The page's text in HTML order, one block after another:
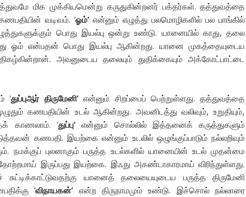
மிக முக்கியமென்று கருதுகின்றனர் பக்தர்கள். தத்துவத்தை
வடிவம். ‘ஓம்‘என்னும் எழுத்து பலமொழிகளில் பல பாங்கில்
பொது இயல்பு ஒன்று உண்டு. யானையில் காது, தலை
ஓம் என்பதன் பொது இயல்பு ஆகின்றது. யானை முகத்தையுடைய
அவனுடைய தலையும் துதிக்கையும் அக்கோட்பாட்டை
‘துப்புஆர் திருமேனி‘என்னும் சிறப்பைப் பெற்றுள்ளது. தத்துவத்தை
கணபதியின் உடல் ஆகின்றது. அவனிடத்து வலிவும், உறுதியும்,
காணலாம். ‘துப்பு‘ என்னும் சொல்லில் இத்தனைக் கருத்துகளும்
கணபதி. இயற்கை என்னும் உடலில் ஒழுங்குப்பாடும் நல்லறிவும்
நமக்குப் புலனாகும் பருத்த உடல்களில் யானையின் உடல் முதன்மை
இருப்பது இயற்கை. இஃது அகண்டாகாரமாய் விரிந்துள்ளது.
யானைத் தலையையுடைய பருத்த திருமேனி
‘விநாயகன்‘ என்ற திருநாமமும் உண்டு. இச்சொல் நல்லாரை